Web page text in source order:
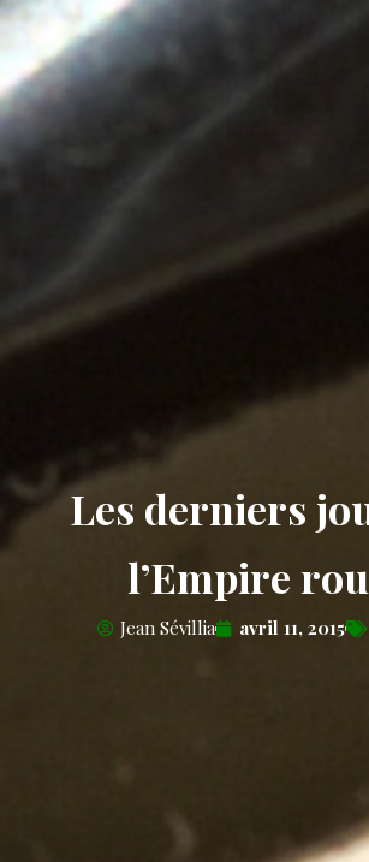
Les derniers
l’Empire
Jean Sévillia avril 11, 2015